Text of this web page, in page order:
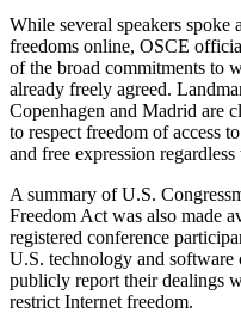
While several speakers spoke
freedoms online, OSCE
of the broad commitments to
already freely agreed.
Copenhagen and Madrid are
to respect freedom of access
and free expression
A summary of U.S.
Freedom Act was also made
registered conference
U.S. technology and
publicly report their dealings
restrict Internet freedom.